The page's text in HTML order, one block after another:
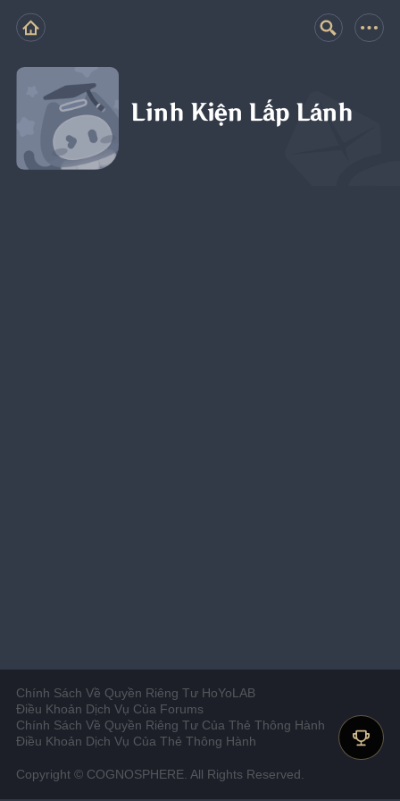
Linh Kiện Lấp Lánh
Chính Sách Về Quyền Riêng Tư HoYoLAB
Điều Khoản Dịch Vụ Của Forums
Chính Sách Về Quyền Riêng Tư Của Thẻ Thông Hành
Điều Khoản Dịch Vụ Của Thẻ Thông Hành
Copyright © COGNOSPHERE. All Rights Reserved.